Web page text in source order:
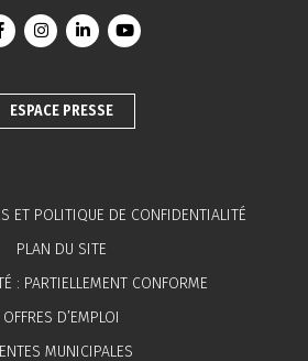
vers le compte Facebook
Lien vers le compte Instagram
Lien vers le compte Linkedin
Lien vers la chaîne
ESPACE PRESSE
ET POLITIQUE DE CONFIDENTIALITÉ
PLAN DU SITE
: PARTIELLEMENT CONFORME
OFFRES D’EMPLOI
MUNICIPALES